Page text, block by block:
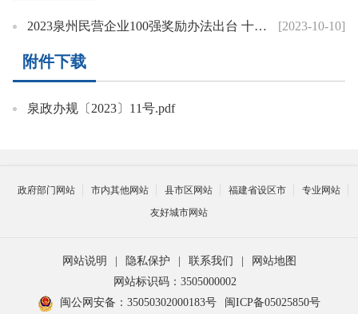
[2023-10-10]
2023泉州民营企业100强奖励办法出台 十条措施“真金白银”培优扶强
附件下载
泉政办规〔2023〕11号.pdf
政府部门网站 市内其他网站 县市区网站 福建省设区市
专业网站
友好城市网站
网站说明 隐私保护 联系我们
网站地图
网站标识码：3505000002
闽公网安备：35050302000183号
闽ICP备05025850号